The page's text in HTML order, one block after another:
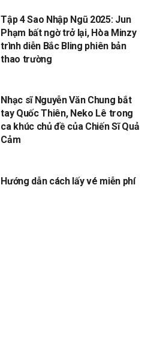
Tập 4 Sao Nhập Ngũ 2025: Jun
Phạm bất ngờ trở lại, Hòa Minzy
trình diễn Bắc Bling phiên bản
thao trường
Nhạc sĩ Nguyễn Văn Chung bắt
tay Quốc Thiên, Neko Lê trong
ca khúc chủ đề của Chiến Sĩ Quả
Cảm
Hướng dẫn cách lấy vé miễn phí